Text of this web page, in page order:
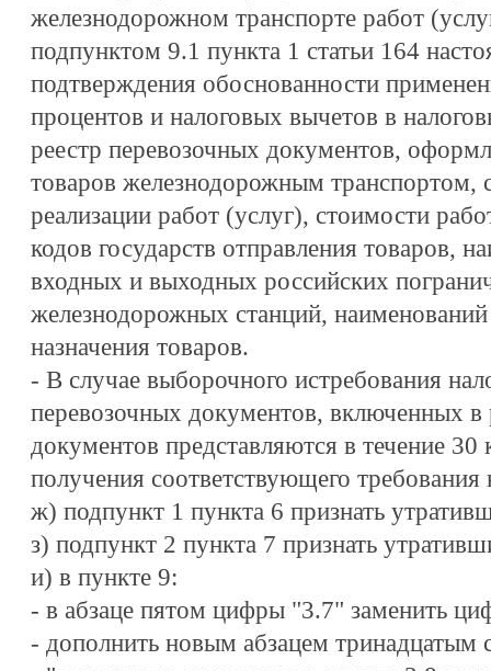
железнодорожном транспорте работ
подпунктом 9.1 пункта 1 статьи 164
подтверждения обоснованности
процентов и налоговых вычетов в
реестр перевозочных документов,
товаров железнодорожным транспортом,
реализации работ (услуг), стоимости
кодов государств отправления товаров,
входных и выходных российских
железнодорожных станций, наименований
назначения товаров.
- В случае выборочного истребования
перевозочных документов, включенных в
документов представляются в течение
получения соответствующего требования
ж) подпункт 1 пункта 6 признать
з) подпункт 2 пункта 7 признать
и) в пункте 9:
- в абзаце пятом цифры "3.7" заменить
- дополнить новым абзацем тринадцатым